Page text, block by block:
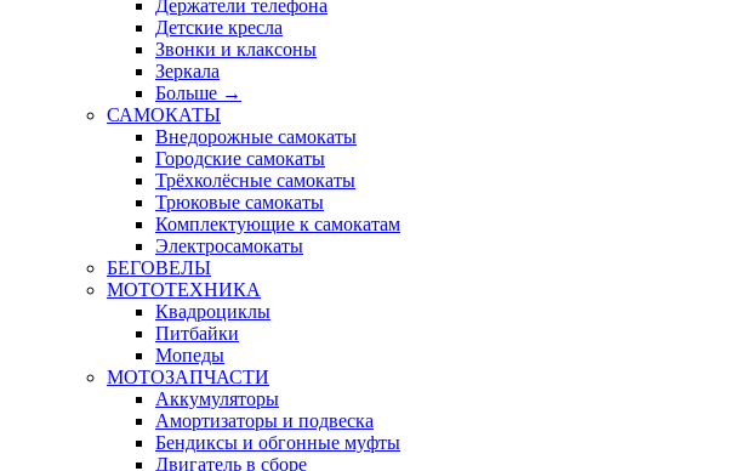
Держатели телефона
Детские кресла
Звонки и клаксоны
Зеркала
Больше →
САМОКАТЫ
Внедорожные самокаты
Городские самокаты
Трёхколёсные самокаты
Трюковые самокаты
Комплектующие к самокатам
Электросамокаты
БЕГОВЕЛЫ
МОТОТЕХНИКА
Квадроциклы
Питбайки
Мопеды
МОТОЗАПЧАСТИ
Аккумуляторы
Амортизаторы и подвеска
Бендиксы и обгонные муфты
Двигатель в сборе